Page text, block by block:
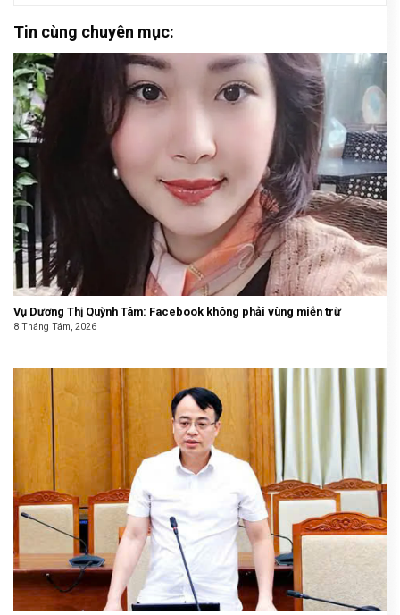
Tin cùng chuyên mục:
Vụ Dương Thị Quỳnh Tâm: Facebook không phải vùng miễn trừ
8 Tháng Tám, 2026